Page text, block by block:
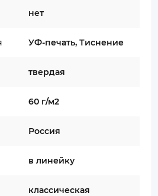
нет
УФ-печать, Тиснение
твердая
60 г/м2
Россия
в линейку
классическая